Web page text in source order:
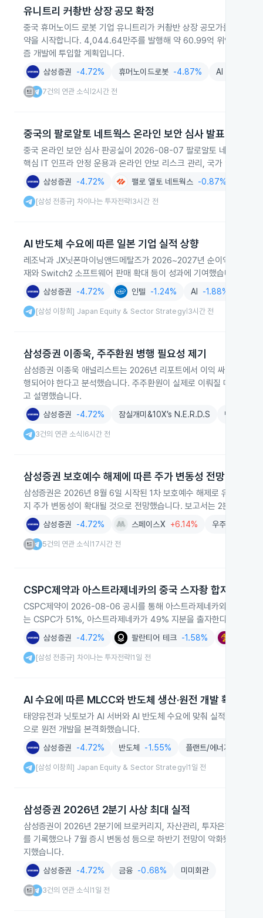
유니트리 커촹반 상장 공모 확정
중국 휴머노이드 로봇 기업 유니트리가 커촹반 상장 공모가를 주당
약을 시작합니다. 4,044.64만주를 발행해 약 60.99억 위안을 조달
즘 개발에 투입할 계획입니다.
삼성증권 -4.72% 휴머노이드로봇 -4.87% AI
7건의 연관 소식 2시간 전
중국의 팔로알토 네트웍스 온라인 보안 심사 발표
중국 온라인 보안 심사 판공실이 2026-08-07 팔로알토 네트웍스의
핵심 IT 인프라 안정 운용과 온라인 안보 리스크 관리, 국가 안보 유
삼성증권 -4.72% 팰로 앨토 네트웍스 -0.87%
[삼성 전종규] 차이나는 투자전략 3시간 전
AI 반도체 수요에 따른 일본 기업 실적 상향
레조낙과 JX닛폰마이닝앤드메탈즈가 2026~2027년 순이익 전망을
재와 Switch2 소프트웨어 판매 확대 등이 성과에 기여했습니다.
삼성증권 -4.72% 인텔 -1.24% AI -1.88%
[삼성 이창희] Japan Equity & Sector Strategy| 3시간 전
삼성증권 이종욱, 주주환원 병행 필요성 제기
삼성증권 이종욱 애널리스트는 2026년 리포트에서 이익 싸이클의
행되어야 한다고 분석했습니다. 주주환원이 실제로 이뤄질 때만 평가
고 설명했습니다.
삼성증권 -4.72% 잠실개미&10X’s N.E.R.D.S 뺀지뤼의
3건의 연관 소식 6시간 전
삼성증권 보호예수 해제에 따른 주가 변동성 전망
삼성증권은 2026년 8월 6일 시작된 1차 보호예수 해제로 유통주식
지 주가 변동성이 확대될 것으로 전망했습니다. 보고서는 2분기 실적
삼성증권 -4.72% 스페이스X +6.14% 우주항공
5건의 연관 소식 17시간 전
CSPC제약과 아스트라제네카의 중국 스자좡 합자법인 설
CSPC제약이 2026-08-06 공시를 통해 아스트라제네카와 중국 허베
는 CSPC가 51%, 아스트라제네카가 49% 지분을 출자한다고 밝혔습
삼성증권 -4.72% 팔란티어 테크 -1.58%
[삼성 전종규] 차이나는 투자전략 |1일 전
AI 수요에 따른 MLCC와 반도체 생산·원전 개발 확대
태양유전과 닛토보가 AI 서버와 AI 반도체 수요에 맞춰 실적 전망을
으로 원전 개발을 본격화했습니다.
삼성증권 -4.72% 반도체 -1.55% 플랜트/에너지
[삼성 이창희] Japan Equity & Sector Strategy| 1일 전
삼성증권 2026년 2분기 사상 최대 실적
삼성증권이 2026년 2분기에 브로커리지, 자산관리, 투자은행 수수
를 기록했으나 7월 증시 변동성 등으로 하반기 전망이 악화됐습니다
지했습니다.
삼성증권 -4.72% 금융 -0.68% 미미회관
3건의 연관 소식 1일 전